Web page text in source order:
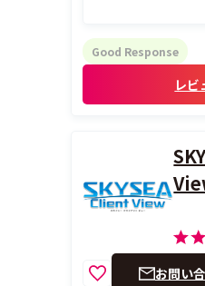
です。
Good Response
レビ
お問い